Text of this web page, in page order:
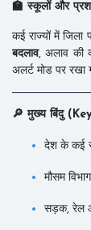
🏫 स्कूलों और
कई राज्यों में जिला
बदलाव, अलाव की
अलर्ट मोड पर रखा
🔎 मुख्य बिंदु
देश के कई
मौसम
सड़क, रेल